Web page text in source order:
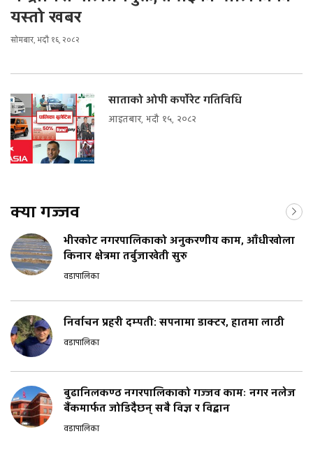
यस्तो खबर
सोमबार, भदौ १६, २०८२
साताको ओपी कर्पाेरेट गतिविधि
आइतबार, भदौ १५, २०८२
क्या गज्जव
भीरकोट नगरपालिकाको अनुकरणीय काम, आँधीखोला
किनार क्षेत्रमा तर्बुजाखेती सुरु
वडापालिका
निर्वाचन प्रहरी दम्पती: सपनामा डाक्टर, हातमा लाठी
वडापालिका
बुढानिलकण्ठ नगरपालिकाको गज्जव कामः नगर नलेज
बैंकमार्फत जोडिदैछन् सबै विज्ञ र विद्वान
वडापालिका